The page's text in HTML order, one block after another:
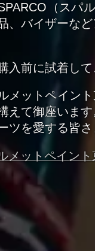
（スパ
、バイザーな
入前に試着し
メットペイン
えて御座いま
ツを愛する皆
メットペイント